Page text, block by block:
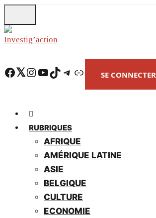
to
main
Facebook Twitter Instagram YouTube TikTok Telegram Lien SE CONNECTER
RUBRIQUES
AFRIQUE
AMÉRIQUE LATINE
ASIE
BELGIQUE
CULTURE
ECONOMIE